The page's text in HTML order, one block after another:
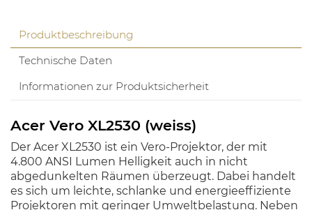
Produktbeschreibung
Technische Daten
Informationen zur Produktsicherheit
Acer Vero XL2530 (weiss)
Der Acer XL2530 ist ein Vero-Projektor, der mit
4.800 ANSI Lumen Helligkeit auch in nicht
abgedunkelten Räumen überzeugt. Dabei handelt
es sich um leichte, schlanke und energieeffiziente
Projektoren mit geringer Umweltbelastung. Neben